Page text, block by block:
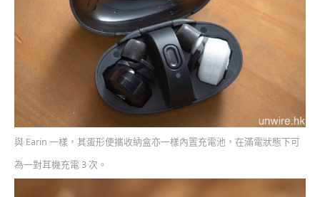
與 Earin 一樣，其蛋形便攜收納盒亦一樣內置充電池，在滿電狀態下可
為一對耳機充電 3 次。